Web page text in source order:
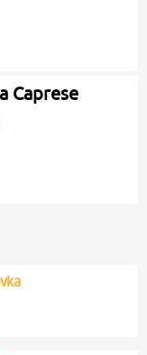
Caprese